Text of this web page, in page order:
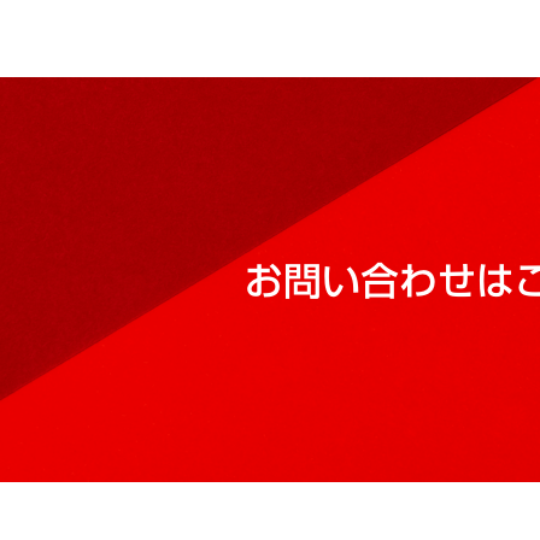
お問い合わせは